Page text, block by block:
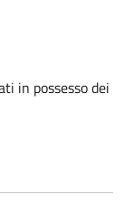
in possesso dei